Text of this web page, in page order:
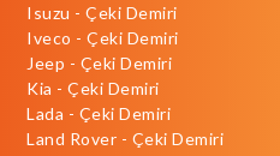
Isuzu - Çeki Demiri
Iveco - Çeki Demiri
Jeep - Çeki Demiri
Kia - Çeki Demiri
Lada - Çeki Demiri
Land Rover - Çeki Demiri